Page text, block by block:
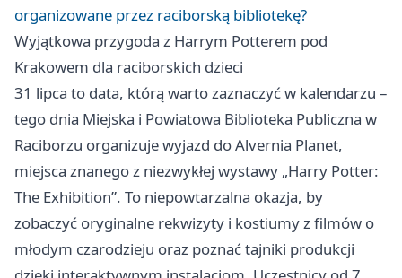
organizowane przez raciborską bibliotekę?
Wyjątkowa przygoda z Harrym Potterem pod
Krakowem dla raciborskich dzieci
31 lipca to data, którą warto zaznaczyć w kalendarzu –
tego dnia Miejska i Powiatowa Biblioteka Publiczna w
Raciborzu organizuje wyjazd do Alvernia Planet,
miejsca znanego z niezwykłej wystawy „Harry Potter:
The Exhibition”. To niepowtarzalna okazja, by
zobaczyć oryginalne rekwizyty i kostiumy z filmów o
młodym czarodzieju oraz poznać tajniki produkcji